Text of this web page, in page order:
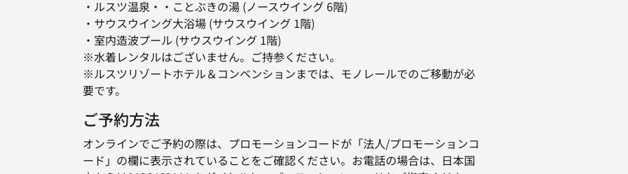
・ルスツ温泉・・ことぶきの湯 (ノースウイング 6階)
・サウスウイング大浴場 (サウスウイング 1階)
・室内造波プール (サウスウイング 1階)
※水着レンタルはございません。ご持参ください。
※ルスツリゾートホテル＆コンベンションまでは、モノレールでのご移動が必
要です。
ご予約方法
オンラインでご予約の際は、プロモーションコードが「法人/プロモーションコ
ード」の欄に表示されていることをご確認ください。お電話の場合は、日本国